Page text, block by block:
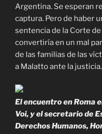
Argentina. Se esperan
captura. Pero de haber
sentencia de la Corte
convertiría en un mal
de las familias de las
a Malatto ante la justicia.
El encuentro en Roma
Voi, y el secretario de
Derechos Humanos,